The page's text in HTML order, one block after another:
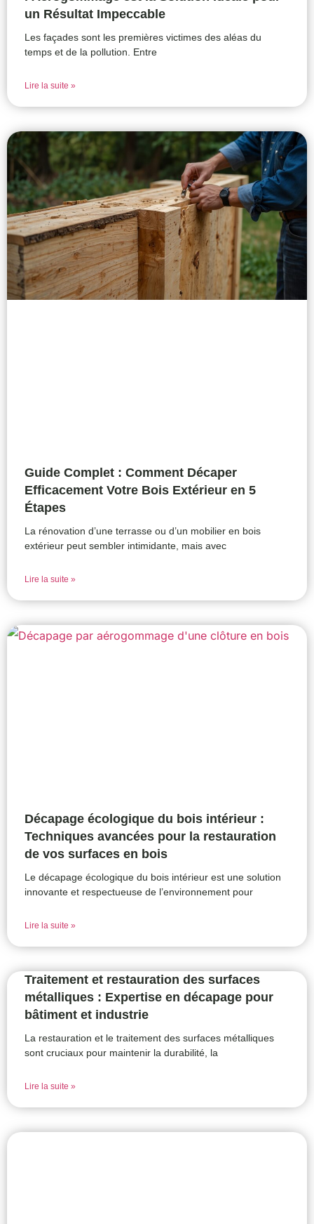
un Résultat Impeccable
Les façades sont les premières victimes des aléas du
temps et de la pollution. Entre
Lire la suite »
Guide Complet : Comment Décaper
Efficacement Votre Bois Extérieur en 5
Étapes
La rénovation d’une terrasse ou d’un mobilier en bois
extérieur peut sembler intimidante, mais avec
Lire la suite »
Décapage écologique du bois intérieur :
Techniques avancées pour la restauration
de vos surfaces en bois
Le décapage écologique du bois intérieur est une solution
innovante et respectueuse de l’environnement pour
Lire la suite »
Traitement et restauration des surfaces
métalliques : Expertise en décapage pour
bâtiment et industrie
La restauration et le traitement des surfaces métalliques
sont cruciaux pour maintenir la durabilité, la
Lire la suite »